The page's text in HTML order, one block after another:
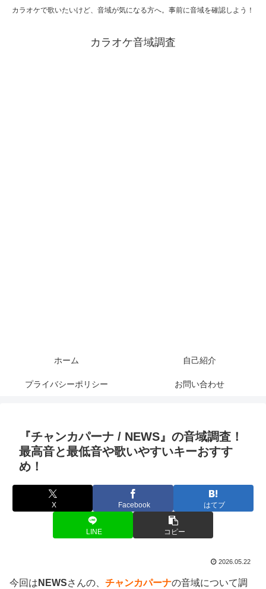
カラオケで歌いたいけど、音域が気になる方へ。事前に音域を確認しよう！
カラオケ音域調査
ホーム 自己紹介
プライバシーポリシー お問い合わせ
『チャンカパーナ / NEWS』の音域調査！
最高音と最低音や歌いやすいキーおすす
め！
X Facebook はてブ
LINE コピー
2026.05.22
今回は NEWSさんの、 チャンカパーナの音域について調